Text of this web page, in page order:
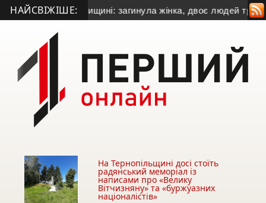
НАЙСВІЖІШЕ:
Підволочищині: загинула жінка, двоє людей
На Тернопільщині досі стоїть
радянський меморіал із
написами про «Велику
Вітчизняну» та «буржуазних
націоналістів»